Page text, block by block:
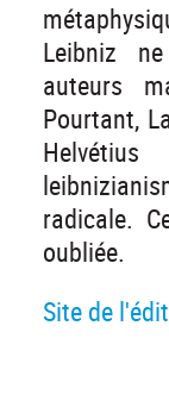
Leibniz
auteurs
Pourtant,
radicale.
oubliée.
Site de